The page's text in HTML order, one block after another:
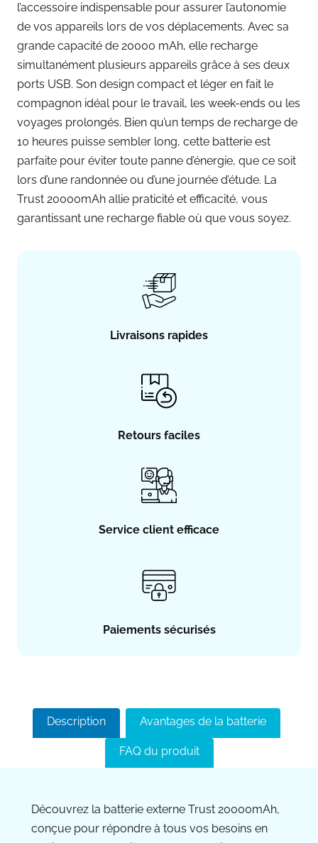
l’accessoire indispensable pour assurer l’autonomie
de vos appareils lors de vos déplacements. Avec sa
grande capacité de 20000 mAh, elle recharge
simultanément plusieurs appareils grâce à ses deux
ports USB. Son design compact et léger en fait le
compagnon idéal pour le travail, les week-ends ou les
voyages prolongés. Bien qu’un temps de recharge de
10 heures puisse sembler long, cette batterie est
parfaite pour éviter toute panne d’énergie, que ce soit
lors d’une randonnée ou d’une journée d’étude. La
Trust 20000mAh allie praticité et efficacité, vous
garantissant une recharge fiable où que vous soyez.
Livraisons rapides
Retours faciles
Service client efficace
Paiements sécurisés
Description Avantages de la batterie
FAQ du produit
Découvrez la batterie externe Trust 20000mAh,
conçue pour répondre à tous vos besoins en